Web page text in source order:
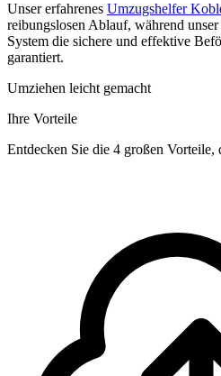
Unser erfahrenes Umzugshelfer
reibungslosen Ablauf, während
System die sichere und effektive
garantiert.
Umziehen leicht gemacht
Ihre Vorteile
Entdecken Sie die 4 großen Vorteile,